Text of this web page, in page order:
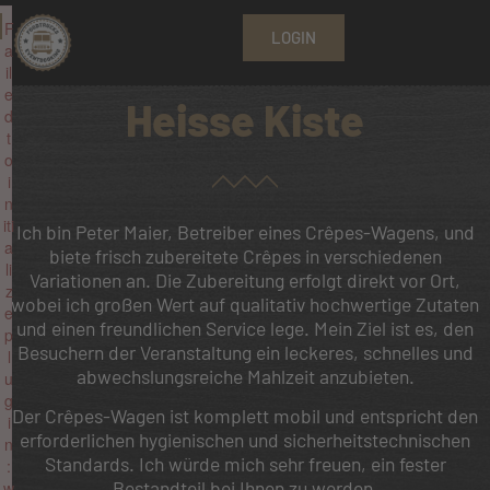
LOGIN
Heisse Kiste
Ich bin Peter Maier, Betreiber eines Crêpes-Wagens, und
biete frisch zubereitete Crêpes in verschiedenen
Variationen an. Die Zubereitung erfolgt direkt vor Ort,
wobei ich großen Wert auf qualitativ hochwertige Zutaten
und einen freundlichen Service lege. Mein Ziel ist es, den
Besuchern der Veranstaltung ein leckeres, schnelles und
abwechslungsreiche Mahlzeit anzubieten.
Der Crêpes-Wagen ist komplett mobil und entspricht den
erforderlichen hygienischen und sicherheitstechnischen
Standards. Ich würde mich sehr freuen, ein fester
F
a
il
e
d
t
o
i
n
iti
a
li
z
e
p
l
u
g
i
n
: